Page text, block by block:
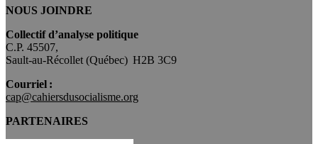
NOUS JOINDRE
Collectif d’analyse politique
C.P. 45507,
Sault-au-Récollet (Québec) H2B 3C9
Courriel :
cap@cahiersdusocialisme.org
PARTENAIRES